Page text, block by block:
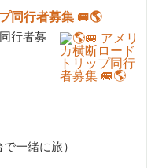
同行者募集 🚐🌎
行者募
一緒に旅）